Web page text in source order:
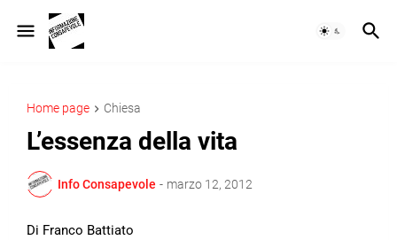
Home page Chiesa
L’essenza della vita
Info Consapevole - marzo 12, 2012
Di Franco Battiato